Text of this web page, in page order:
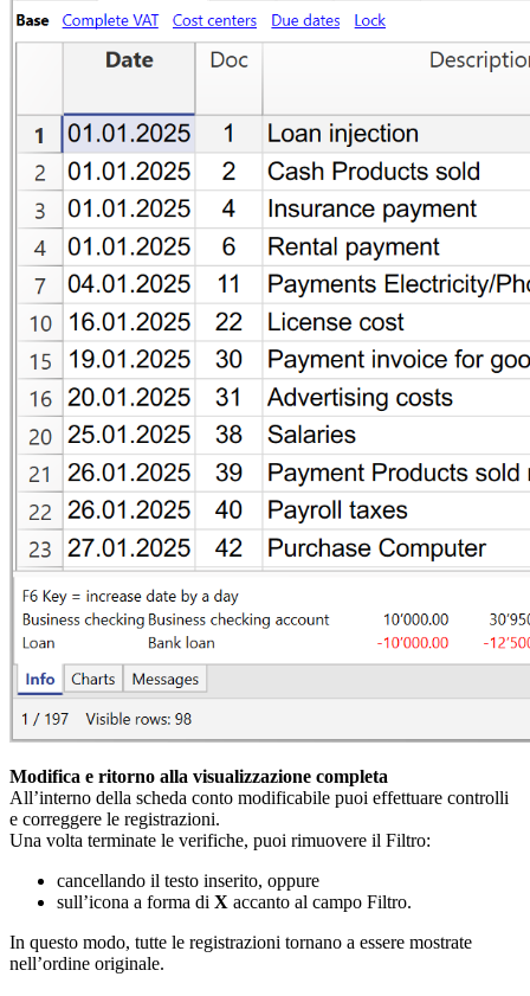
Modifica e ritorno alla visualizzazione completa
All’interno della scheda conto modificabile puoi effettuare controlli
e correggere le registrazioni.
Una volta terminate le verifiche, puoi rimuovere il Filtro:
cancellando il testo inserito, oppure
sull’icona a forma di X accanto al campo Filtro.
In questo modo, tutte le registrazioni tornano a essere mostrate
nell’ordine originale.